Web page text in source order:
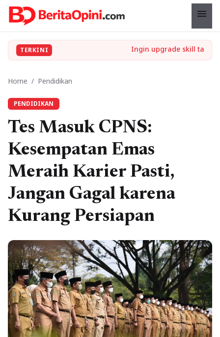
menu
TERKINI
Home / Pendidikan
PENDIDIKAN
Tes Masuk CPNS:
Kesempatan Emas
Meraih Karier Pasti,
Jangan Gagal karena
Kurang Persiapan